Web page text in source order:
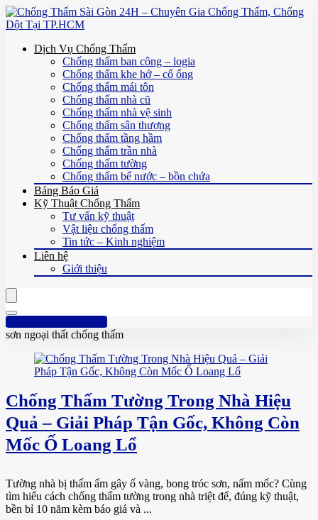
Dịch Vụ Chống Thấm
Chống thấm ban công – logia
Chống thấm khe hở – cổ ống
Chống thấm mái tôn
Chống thấm nhà cũ
Chống thấm nhà vệ sinh
Chống thấm sân thượng
Chống thấm tầng hầm
Chống thấm trần nhà
Chống thấm tường
Chống thấm bể nước – bồn chứa
Bảng Báo Giá
Kỹ Thuật Chống Thấm
Tư vấn kỹ thuật
Vật liệu chống thấm
Tin tức – Kinh nghiệm
Liên hệ
Giới thiệu
Hotline: 0961 894 472
sơn ngoại thất chống thấm
Chống Thấm Tường Trong Nhà Hiệu
Quả – Giải Pháp Tận Gốc, Không Còn
Mốc Ố Loang Lổ
Tường nhà bị thấm ẩm gây ố vàng, bong tróc sơn, nấm mốc? Cùng
tìm hiểu cách chống thấm tường trong nhà triệt để, đúng kỹ thuật,
bền bỉ 10 năm kèm báo giá và ...